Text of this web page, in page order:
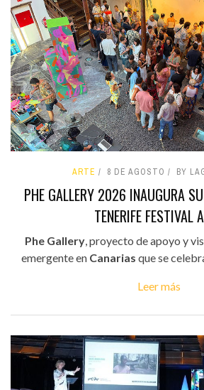
ARTE 8 DE AGOSTO BY
PHE GALLERY 2026 INAUGURA
TENERIFE FESTIVAL
Phe Gallery, proyecto de apoyo y
emergente en Canarias que se
Leer más